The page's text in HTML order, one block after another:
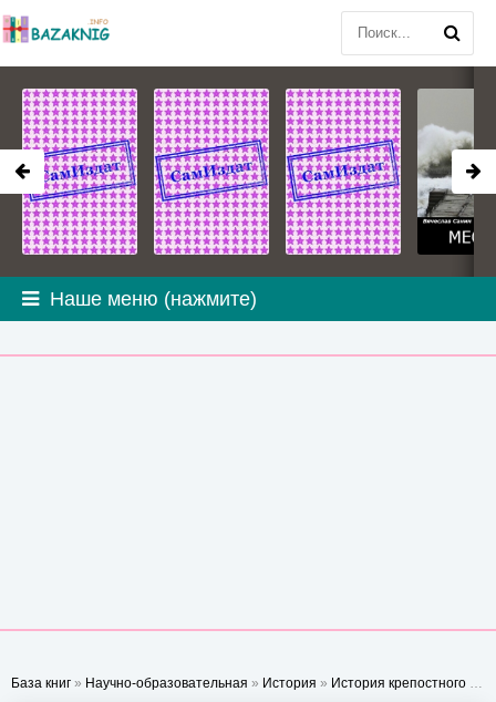
Наше меню (нажмите)
База книг » Научно-образовательная » История » История крепостного мальчика